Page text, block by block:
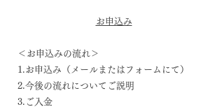
お申込み
＜お申込みの流れ＞
1.お申込み（メールまたはフォームにて）
2.今後の流れについてご説明
3.ご入金